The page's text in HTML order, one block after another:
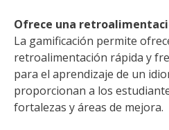
Ofrece una
La gamificación permite
retroalimentación rápida y
para el aprendizaje de un
proporcionan a los
fortalezas y áreas de mejora.